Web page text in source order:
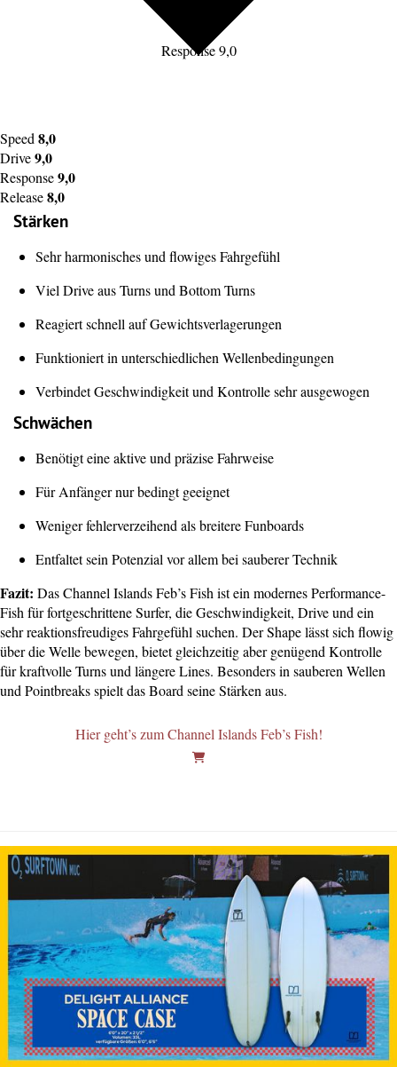
Response 9,0
Speed 8,0
Drive9,0
Response9,0
Release8,0
Stärken
Sehr harmonisches und flowiges Fahrgefühl
Viel Drive aus Turns und Bottom Turns
Reagiert schnell auf Gewichtsverlagerungen
Funktioniert in unterschiedlichen Wellenbedingungen
Verbindet Geschwindigkeit und Kontrolle sehr ausgewogen
Schwächen
Benötigt eine aktive und präzise Fahrweise
Für Anfänger nur bedingt geeignet
Weniger fehlerverzeihend als breitere Funboards
Entfaltet sein Potenzial vor allem bei sauberer Technik
Fazit: Das Channel Islands Feb’s Fish ist ein modernes Performance-
Fish für fortgeschrittene Surfer, die Geschwindigkeit, Drive und ein
sehr reaktionsfreudiges Fahrgefühl suchen. Der Shape lässt sich flowig
über die Welle bewegen, bietet gleichzeitig aber genügend Kontrolle
für kraftvolle Turns und längere Lines. Besonders in sauberen Wellen
und Pointbreaks spielt das Board seine Stärken aus.
Hier geht’s zum Channel Islands Feb’s Fish!